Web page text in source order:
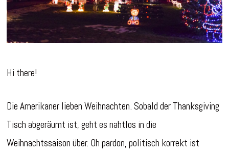
Hi there!
Die Amerikaner lieben Weihnachten. Sobald der Thanksgiving
Tisch abgeräumt ist, geht es nahtlos in die
Weihnachtssaison über. Oh pardon, politisch korrekt ist